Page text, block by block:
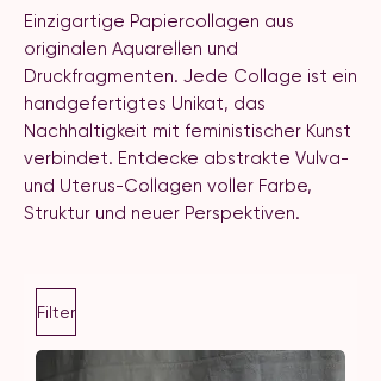
Einzigartige Papiercollagen aus
originalen Aquarellen und
Druckfragmenten. Jede Collage ist ein
handgefertigtes Unikat, das
Nachhaltigkeit mit feministischer Kunst
verbindet. Entdecke abstrakte Vulva-
und Uterus-Collagen voller Farbe,
Struktur und neuer Perspektiven.
Filter